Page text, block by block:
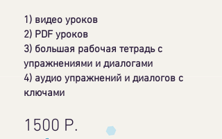
1) видео уроков
2) PDF уроков
3) большая рабочая тетрадь с
упражнениями и диалогами
4) аудио упражнений и диалогов с
ключами
1500 Р.